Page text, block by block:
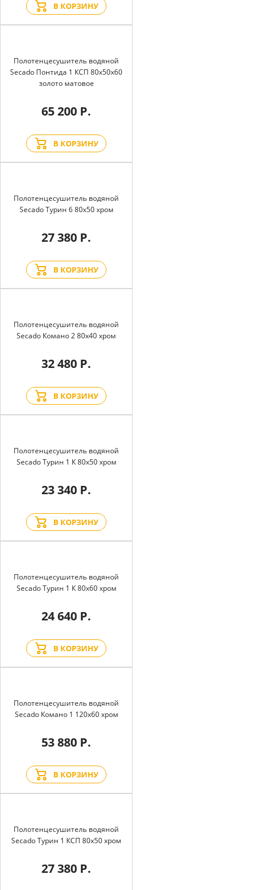
В КОРЗИНУ
Полотенцесушитель водяной
Secado Понтида 1 КСП 80x50x60
золото матовое
65 200 Р.
В КОРЗИНУ
Полотенцесушитель водяной
Secado Турин 6 80x50 хром
27 380 Р.
В КОРЗИНУ
Полотенцесушитель водяной
Secado Комано 2 80x40 хром
32 480 Р.
В КОРЗИНУ
Полотенцесушитель водяной
Secado Турин 1 К 80x50 хром
23 340 Р.
В КОРЗИНУ
Полотенцесушитель водяной
Secado Турин 1 К 80x60 хром
24 640 Р.
В КОРЗИНУ
Полотенцесушитель водяной
Secado Комано 1 120x60 хром
53 880 Р.
В КОРЗИНУ
Полотенцесушитель водяной
Secado Турин 1 КСП 80x50 хром
27 380 Р.